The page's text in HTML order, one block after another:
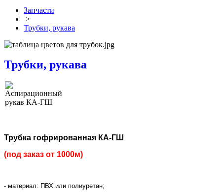
Запчасти
>
Трубки, рукава
Трубки, рукава
Трубка гофрированная КА-ГШ
(под заказ от 1000м)
- материал: ПВХ или полиуретан;